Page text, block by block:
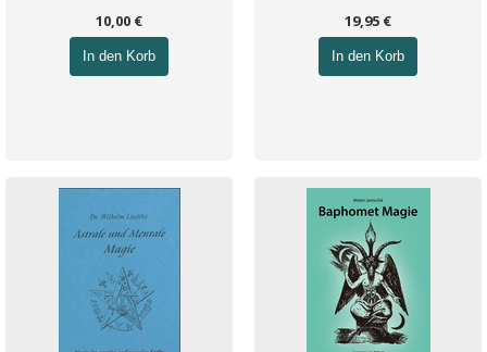
10,00 €
In den Korb
19,95 €
In den Korb